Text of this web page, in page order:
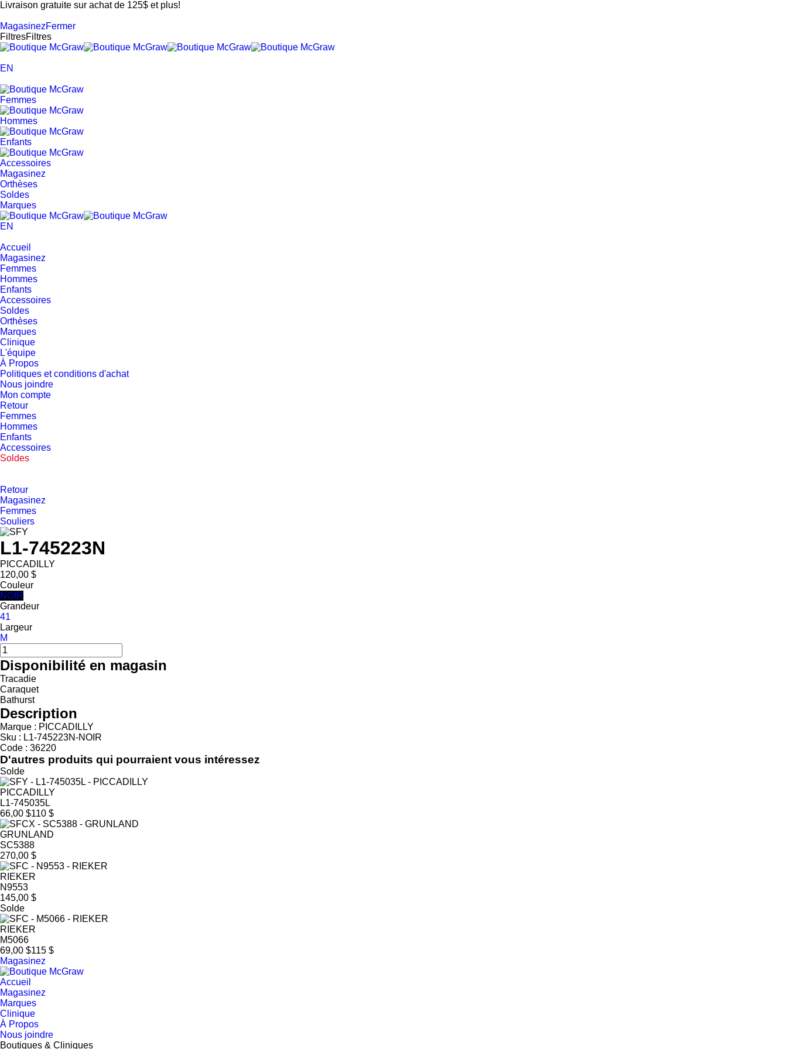
Livraison gratuite sur achat de 125$ et plus!
MagasinezFermer
FiltresFiltres
EN
Femmes
Hommes
Enfants
Accessoires
Magasinez
Orthèses
Soldes
Marques
EN
Accueil
Magasinez
Femmes
Hommes
Enfants
Accessoires
Soldes
Orthèses
Marques
Clinique
L'équipe
À Propos
Politiques et conditions d'achat
Nous joindre
Mon compte
Retour
Femmes
Hommes
Enfants
Accessoires
Soldes
Retour
Magasinez
Femmes
Souliers
L1-745223N
PICCADILLY
120,00 $
Couleur
NOIR
Grandeur
41
Largeur
M
Disponibilité en magasin
Tracadie
Caraquet
Bathurst
Description
Marque : PICCADILLY
Sku : L1-745223N-NOIR
Code : 36220
D'autres produits qui pourraient vous intéressez
Solde
PICCADILLY
L1-745035L
66,00 $110 $
GRUNLAND
SC5388
270,00 $
RIEKER
N9553
145,00 $
Solde
RIEKER
M5066
69,00 $115 $
Magasinez
Accueil
Magasinez
Marques
Clinique
À Propos
Nous joindre
Boutiques & Cliniques